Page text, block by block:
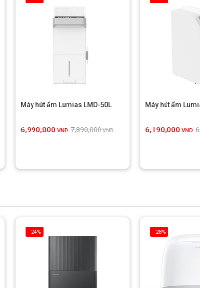
Máy hút ẩm Lumias LMD-50L
6,990,000 VND 7,890,000 VND
Máy hút ẩm
6,190,000 VND
- 24% - 28%